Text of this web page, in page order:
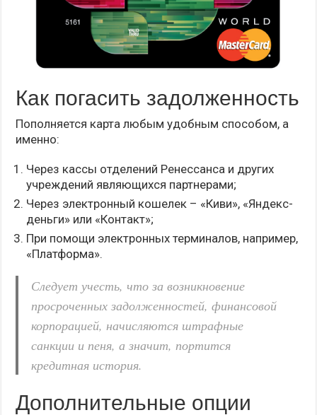
Как погасить задолженность
Пополняется карта любым удобным способом, а
именно:
Через кассы отделений Ренессанса и других
учреждений являющихся партнерами;
Через электронный кошелек – «Киви», «Яндекс-
деньги» или «Контакт»;
При помощи электронных терминалов, например,
«Платформа».
Следует учесть, что за возникновение
просроченных задолженностей, финансовой
корпорацией, начисляются штрафные
санкции и пеня, а значит, портится
кредитная история.
Дополнительные опции